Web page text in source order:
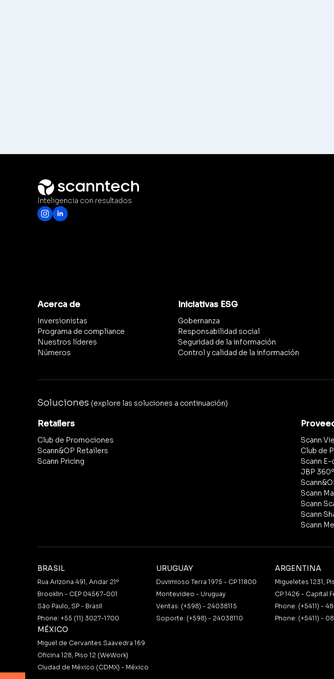
Inteligencia con resultados
Acerca de
Inversionistas
Programa de compliance
Nuestros líderes
Números
Iniciativas ESG
Gobernanza
Responsabilidad social
Seguridad de la información
Control y calidad de la información
Soluciones (explore las soluciones a continuación)
Retailers
Club de Promociones
Scann&OP Retailers
Scann Pricing
Scann
Club de
Scann
JBP 360º
Scann
Scann
Scann
Scann
BRASIL
Rua Arizona 491, Andar 21º
Brooklin - CEP 04567-001
São Paulo, SP - Brasil
Phone: +55 (11) 3027-1700
URUGUAY
Duvimioso Terra 1975 - CP 11800
Montevideo - Uruguay
Ventas: (+598) - 24038115
Soporte: (+598) - 24038110
ARGENTINA
Migueletes 1231,
CP 1426 - Capital
Phone: (+5411) -
Phone: (+5411) -
MÉXICO
Miguel de Cervantes Saavedra 169
Oficina 128, Piso 12 (WeWork)
Ciudad de México (CDMX) - México